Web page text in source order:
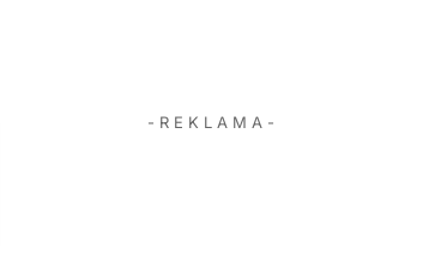
- R E K L A M A -